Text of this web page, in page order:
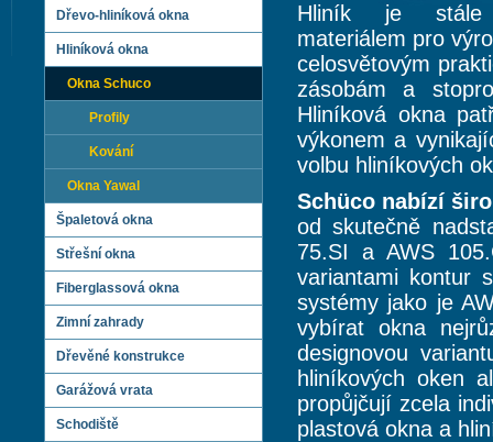
Dřevo-hliníková okna
Hliníková okna
Okna Schuco
Profily
Kování
Okna Yawal
Špaletová okna
Střešní okna
Fiberglassová okna
Zimní zahrady
Dřevěné konstrukce
Garážová vrata
Schodiště
Hliník je stále
materiálem pro
celosvětovým
zásobám a
Hliníková okna
výkonem a
volbu hliníkových
Schüco nabízí
od skutečně
75.SI a AWS
variantami kontur
systémy jako je
vybírat okna
designovou
hliníkových oken
propůjčují zcela
plastová okna a